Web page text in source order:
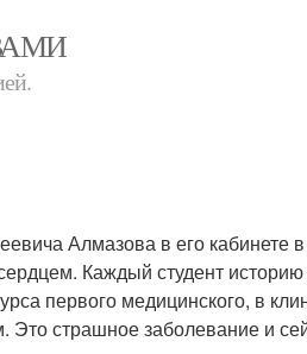
Алмазова в его кабинете в
Каждый студент
первого медицинского, в
Это страшное заболевание и